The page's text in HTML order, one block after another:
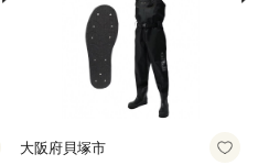
大阪府貝塚市